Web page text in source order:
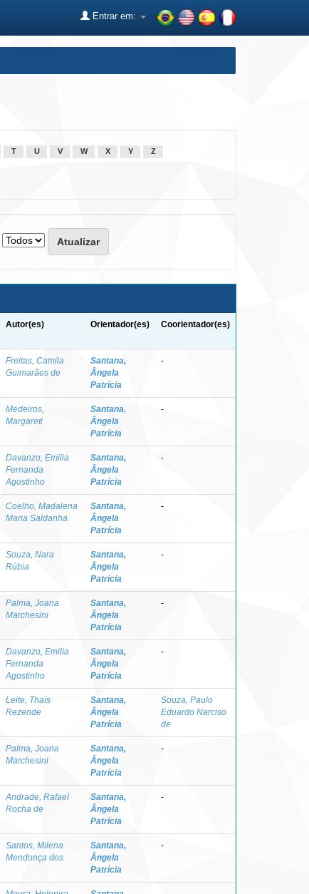
Entrar em:
T U V W X Y Z
Autor(es) Orientador(es) Coorientador(es)
Freitas, Camila
Guimarães de
Santana,
Ângela
Patrícia
-
Medeiros,
Margareti
Santana,
Ângela
Patrícia
-
Davanzo, Emilia
Fernanda
Agostinho
Santana,
Ângela
Patrícia
-
Coelho, Madalena
Maria Saldanha
Santana,
Ângela
Patrícia
-
Souza, Nara
Rúbia
Santana,
Ângela
Patrícia
-
Palma, Joana
Marchesini
Santana,
Ângela
Patrícia
-
Davanzo, Emilia
Fernanda
Agostinho
Santana,
Ângela
Patrícia
-
Leite, Thaís
Rezende
Santana,
Ângela
Patrícia
Souza, Paulo
Eduardo Narciso
de
Palma, Joana
Marchesini
Santana,
Ângela
Patrícia
-
Andrade, Rafael
Rocha de
Santana,
Ângela
Patrícia
-
Santos, Milena
Mendonça dos
Santana,
Ângela
Patrícia
-